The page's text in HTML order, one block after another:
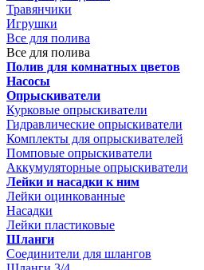
Травянчики
Игрушки
Все для полива
Все для полива
Полив для комнатных цветов
Насосы
Опрыскиватели
Курковые опрыскиватели
Гидравлические опрыскиватели
Комплекты для опрыскивателей
Помповые опрыскиватели
Аккумуляторные опрыскиватели
Лейки и насадки к ним
Лейки оцинкованные
Насадки
Лейки пластиковые
Шланги
Соединители для шлангов